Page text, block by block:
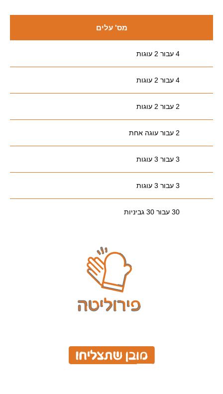
מס' עלים
4 עבור 2 עוגות
4 עבור 2 עוגות
2 עבור 2 עוגות
2 עבור עוגה אחת
3 עבור 3 עוגות
3 עבור 3 עוגות
30 עבור 30 גביניות